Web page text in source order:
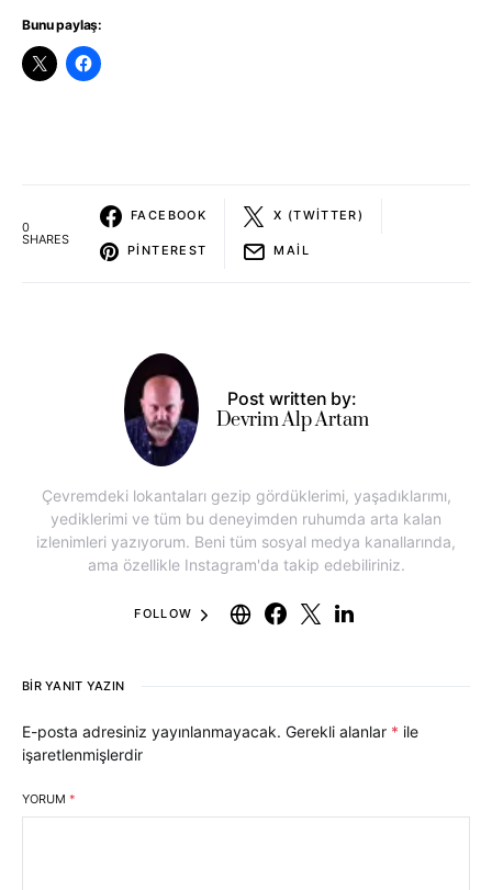
Bunu paylaş:
0
SHARES
FACEBOOK X (TWITTER)
PINTEREST MAIL
Post written by:
Devrim Alp Artam
Çevremdeki lokantaları gezip gördüklerimi, yaşadıklarımı,
yediklerimi ve tüm bu deneyimden ruhumda arta kalan
izlenimleri yazıyorum. Beni tüm sosyal medya kanallarında,
ama özellikle Instagram'da takip edebiliriniz.
FOLLOW
BIR YANIT YAZIN
E-posta adresiniz yayınlanmayacak. Gerekli alanlar * ile
işaretlenmişlerdir
YORUM *